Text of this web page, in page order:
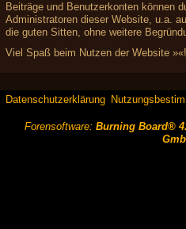
Beiträge und Benutzerkonten können
Administratoren dieser Website, u.a.
die guten Sitten, ohne weitere
Viel Spaß beim Nutzen der Website »«!
Datenschutzerklärung
Forensoftware: Burning Board®